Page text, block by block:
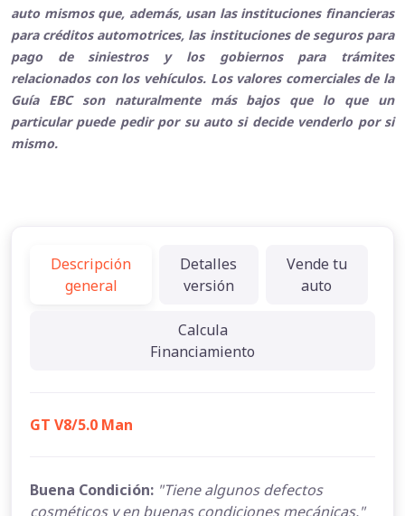
auto mismos que, además, usan las instituciones financieras
para créditos automotrices, las instituciones de seguros para
pago de siniestros y los gobiernos para trámites
relacionados con los vehículos. Los valores comerciales de la
Guía EBC son naturalmente más bajos que lo que un
particular puede pedir por su auto si decide venderlo por si
mismo.
Descripción
general
Detalles
versión
Vende tu
auto
Calcula
Financiamiento
GT V8/5.0 Man
Buena Condición: "Tiene algunos defectos
cosméticos y en buenas condiciones mecánicas."